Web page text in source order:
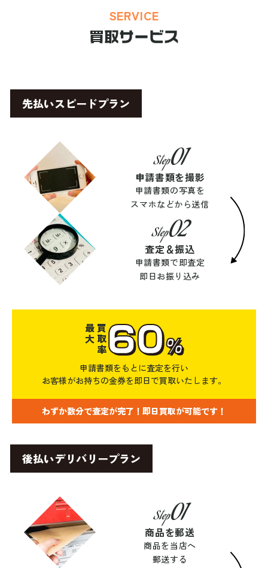
SERVICE
買取サービス
先払いスピードプラン
Step01
申請書類を撮影
申請書類の写真を
スマホなどから送信
Step02
査定＆振込
申請書類で即査定
即日お振り込み
買取率
最大 60%
申請書類をもとに査定を行い
お客様がお持ちの金券を即日で買取いたします。
わずか数分で査定が完了！即日買取が可能です！
後払いデリバリープラン
Step01
商品を郵送
商品を当店へ
郵送する